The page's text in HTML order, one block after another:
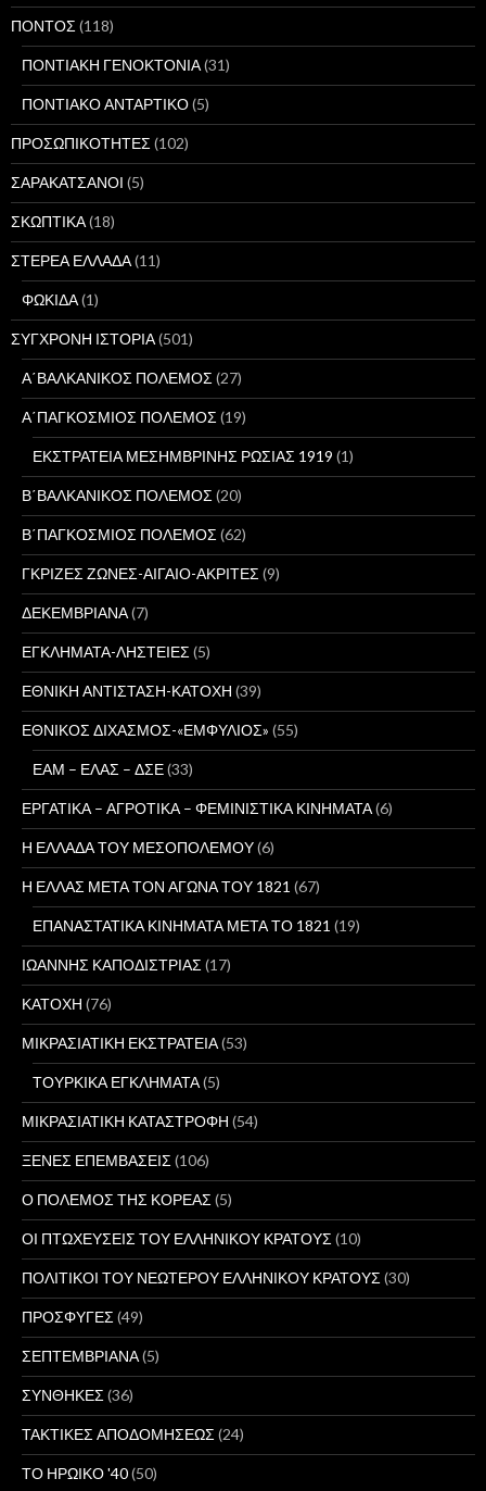
ΠΟΝΤΟΣ (118)
ΠΟΝΤΙΑΚΗ ΓΕΝΟΚΤΟΝΙΑ(31)
ΠΟΝΤΙΑΚΟ ΑΝΤΑΡΤΙΚΟ(5)
ΠΡΟΣΩΠΙΚΟΤΗΤΕΣ (102)
ΣΑΡΑΚΑΤΣΑΝΟΙ (5)
ΣΚΩΠΤΙΚΑ(18)
ΣΤΕΡΕΑ ΕΛΛΑΔΑ(11)
ΦΩΚΙΔΑ(1)
ΣΥΓΧΡΟΝΗ ΙΣΤΟΡΙΑ(501)
Α΄ΒΑΛΚΑΝΙΚΟΣ ΠΟΛΕΜΟΣ (27)
Α΄ΠΑΓΚΟΣΜΙΟΣ ΠΟΛΕΜΟΣ (19)
ΕΚΣΤΡΑΤΕΙΑ ΜΕΣΗΜΒΡΙΝΗΣ ΡΩΣΙΑΣ 1919 (1)
Β΄ΒΑΛΚΑΝΙΚΟΣ ΠΟΛΕΜΟΣ (20)
Β΄ΠΑΓΚΟΣΜΙΟΣ ΠΟΛΕΜΟΣ (62)
ΓΚΡΙΖΕΣ ΖΩΝΕΣ-ΑΙΓΑΙΟ-ΑΚΡΙΤΕΣ (9)
ΔΕΚΕΜΒΡΙΑΝΑ(7)
ΕΓΚΛΗΜΑΤΑ-ΛΗΣΤΕΙΕΣ (5)
ΕΘΝΙΚΗ ΑΝΤΙΣΤΑΣΗ-ΚΑΤΟΧΗ (39)
ΕΘΝΙΚΟΣ ΔΙΧΑΣΜΟΣ-«ΕΜΦΥΛΙΟΣ» (55)
ΕΑΜ – ΕΛΑΣ – ΔΣΕ(33)
ΕΡΓΑΤΙΚΑ – ΑΓΡΟΤΙΚΑ – ΦΕΜΙΝΙΣΤΙΚΑ ΚΙΝΗΜΑΤΑ(6)
Η ΕΛΛΑΔΑ ΤΟΥ ΜΕΣΟΠΟΛΕΜΟΥ(6)
Η ΕΛΛΑΣ ΜΕΤΑ ΤΟΝ ΑΓΩΝΑ ΤΟΥ 1821 (67)
ΕΠΑΝΑΣΤΑΤΙΚΑ ΚΙΝΗΜΑΤΑ ΜΕΤΑ ΤΟ 1821 (19)
ΙΩΑΝΝΗΣ ΚΑΠΟΔΙΣΤΡΙΑΣ (17)
ΚΑΤΟΧΗ (76)
ΜΙΚΡΑΣΙΑΤΙΚΗ ΕΚΣΤΡΑΤΕΙΑ(53)
ΤΟΥΡΚΙΚΑ ΕΓΚΛΗΜΑΤΑ(5)
ΜΙΚΡΑΣΙΑΤΙΚΗ ΚΑΤΑΣΤΡΟΦΗ (54)
ΞΕΝΕΣ ΕΠΕΜΒΑΣΕΙΣ (106)
Ο ΠΟΛΕΜΟΣ ΤΗΣ ΚΟΡΕΑΣ (5)
ΟΙ ΠΤΩΧΕΥΣΕΙΣ ΤΟΥ ΕΛΛΗΝΙΚΟΥ ΚΡΑΤΟΥΣ (10)
ΠΟΛΙΤΙΚΟΙ ΤΟΥ ΝΕΩΤΕΡΟΥ ΕΛΛΗΝΙΚΟΥ ΚΡΑΤΟΥΣ (30)
ΠΡΟΣΦΥΓΕΣ (49)
ΣΕΠΤΕΜΒΡΙΑΝΑ(5)
ΣΥΝΘΗΚΕΣ (36)
ΤΑΚΤΙΚΕΣ ΑΠΟΔΟΜΗΣΕΩΣ (24)
ΤΟ ΗΡΩΙΚΟ '40(50)